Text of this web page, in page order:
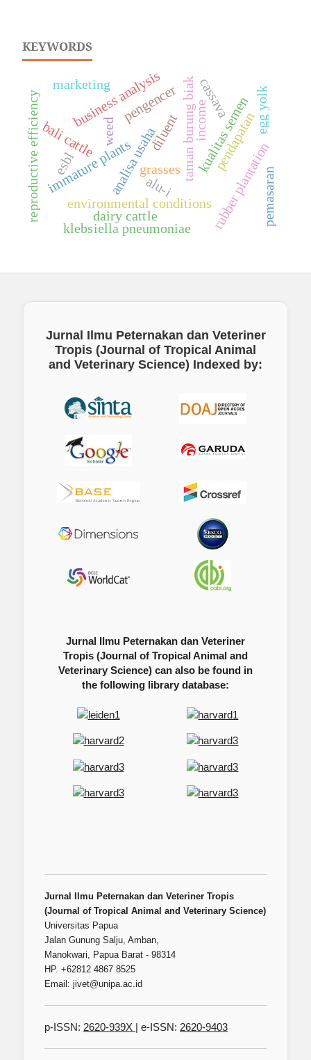
KEYWORDS
taman burung biak
analisa usaha
environmental conditions
immature plants rubber plantation
weed
bali cattle diluent kualitas semen
pengencer
business analysis
reproductive efficiency dairy cattle
esbl
klebsiella pneumoniae
pemasaran
alu-i
grasses
income
marketing
pendapatan
cassava egg yolk
Jurnal Ilmu Peternakan dan Veteriner
Tropis (Journal of Tropical Animal
and Veterinary Science) Indexed by:
Jurnal Ilmu Peternakan dan Veteriner
Tropis (Journal of Tropical Animal and
Veterinary Science) can also be found in
the following library database:
Jurnal Ilmu Peternakan dan Veteriner Tropis
(Journal of Tropical Animal and Veterinary Science)
Universitas Papua
Jalan Gunung Salju, Amban,
Manokwari, Papua Barat - 98314
HP. +62812 4867 8525
Email: jivet@unipa.ac.id
p-ISSN: 2620-939X | e-ISSN: 2620-9403